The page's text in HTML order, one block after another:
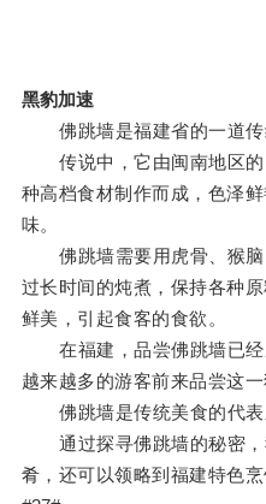
黑豹加速
佛跳墙是福建省的一道传
传说中，它由闽南地区的
种高档食材制作而成，色泽
味。
佛跳墙需要用虎骨、猴脑
过长时间的炖煮，保持各种
鲜美，引起食客的食欲。
在福建，品尝佛跳墙已经
越来越多的游客前来品尝这一
佛跳墙是传统美食的代表
通过探寻佛跳墙的秘密，
肴，还可以领略到福建特色烹